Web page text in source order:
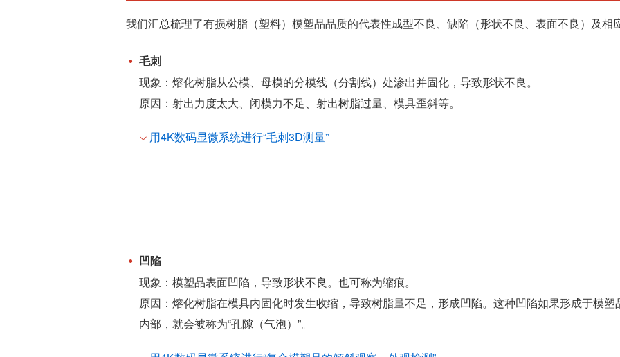
我们汇总梳理了有损树脂（塑料）模塑品品质的代表性成型不良、缺陷（形状不良、表面不良）及相
毛刺
现象：熔化树脂从公模、母模的分模线（分割线）处渗出并固化，导致形状不良。
原因：射出力度太大、闭模力不足、射出树脂过量、模具歪斜等。
用4K数码显微系统进行“毛刺3D测量”
凹陷
现象：模塑品表面凹陷，导致形状不良。也可称为缩痕。
原因：熔化树脂在模具内固化时发生收缩，导致树脂量不足，形成凹陷。这种凹陷如果形成于模塑
内部，就会被称为“孔隙（气泡）”。